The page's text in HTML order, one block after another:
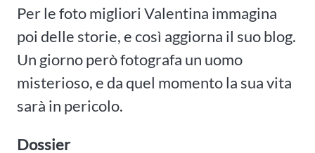
Per le foto migliori Valentina immagina
poi delle storie, e così aggiorna il suo blog.
Un giorno però fotografa un uomo
misterioso, e da quel momento la sua vita
sarà in pericolo.
Dossier